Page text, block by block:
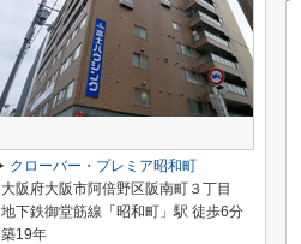
クローバー・プレミア昭和町
大阪府大阪市阿倍野区阪南町３丁目
地下鉄御堂筋線「昭和町」駅 徒歩6分
築19年